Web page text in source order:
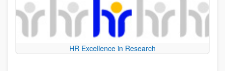
HR Excellence in Research